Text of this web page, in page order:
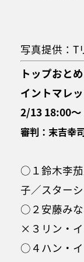
写真提供：T
トップおと
イントマレ
2/13 18:00
審判：末吉
○１鈴木李
子／スター
○２安藤み
×３リン・
○４ハン・